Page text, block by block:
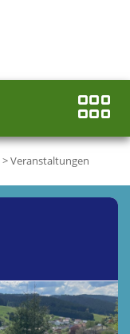
>Veranstaltungen